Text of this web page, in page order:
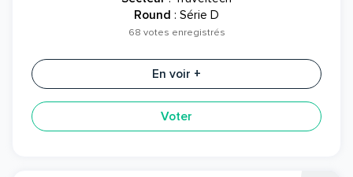
Round : Série D
68 votes enregistrés
En voir +
Voter